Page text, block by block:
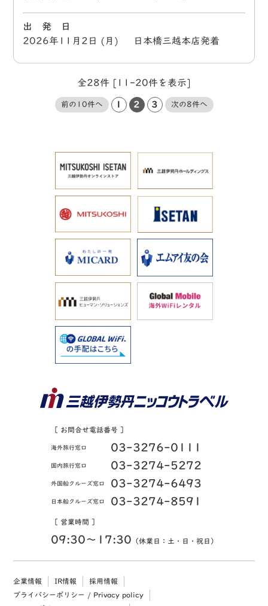
出 発 日
2026年11月2日 (月) 日本橋三越本店発着
全28件 [11-20件を表示]
前の10件へ 2 3 次の8件へ
［ お問合せ電話番号 ］
海外旅行窓口 03-3276-0111
国内旅行窓口 03-3274-5272
外国船クルーズ窓口 03-3274-6493
日本船クルーズ窓口 03-3274-8591
［ 営業時間 ］
09:30〜17:30 （休業日：土・日・祝日）
企業情報 IR情報
採用情報
プライバシーポリシー / Privacy policy